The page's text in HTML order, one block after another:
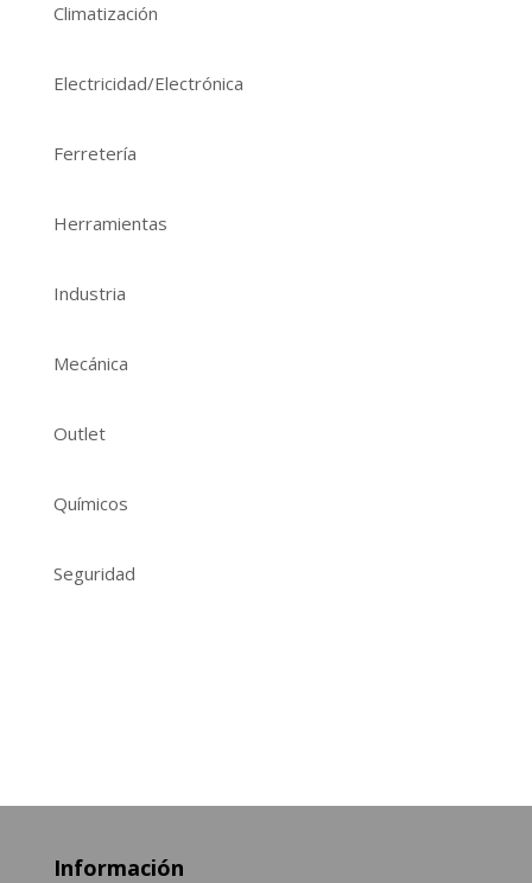
Climatización
Electricidad/Electrónica
Ferretería
Herramientas
Industria
Mecánica
Outlet
Químicos
Seguridad
Información